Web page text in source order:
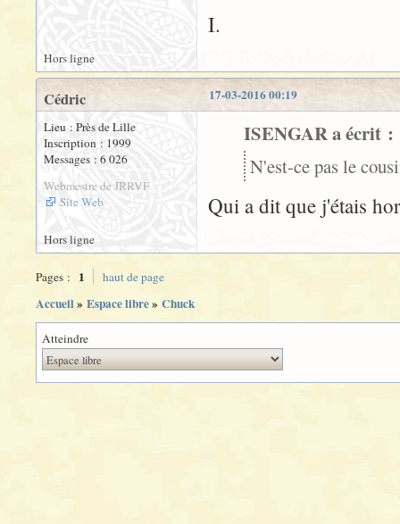
I.
Hors ligne
17-03-2016 00:19
Cédric
Lieu : Près de Lille
Inscription : 1999
Messages : 6 026
Webmestre de JRRVF
Site Web
ISENGAR a écrit :
N'est-ce pas le
Qui a dit que j'étais
Hors ligne
Pages : 1 haut de page
Accueil» Espace libre» Chuck
Atteindre